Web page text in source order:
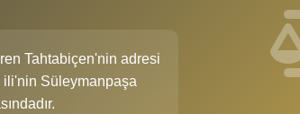
Tahtabiçen'nin adresi
ili'nin Süleymanpaşa